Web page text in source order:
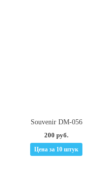
Souvenir DM-056
200 руб.
Цена за 10 штук